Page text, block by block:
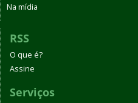
Na mídia
RSS
O que é?
Assine
Serviços